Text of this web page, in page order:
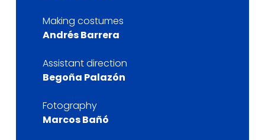
Making costumes
Andrés Barrera
Assistant direction
Begoña Palazón
Fotography
Marcos Bañó